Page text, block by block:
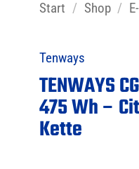
Start / Shop /
Tenways
TENWAYS
475 Wh –
Kette